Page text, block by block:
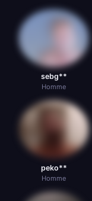
sebg**
Homme
peko**
Homme